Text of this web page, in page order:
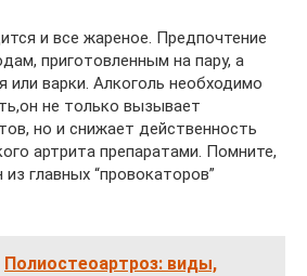
и все жареное. Предпочтение
приготовленным на пару, а
или варки. Алкоголь необходимо
не только вызывает
но и снижает действенность
артрита препаратами. Помните,
главных “провокаторов”
Полиостеоартроз: виды,